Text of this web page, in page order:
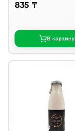
835 〒
В корзину